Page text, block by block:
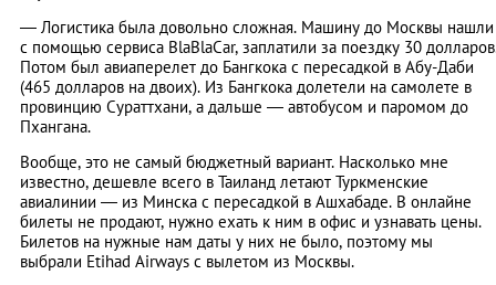
— Логистика была довольно сложная. Машину до Москвы нашли
с помощью сервиса BlaBlaCar, заплатили за поездку 30
Потом был авиаперелет до Бангкока с пересадкой в Абу-Даби
(465 долларов на двоих). Из Бангкока долетели на самолете в
провинцию Сураттхани, а дальше — автобусом и паромом до
Пхангана.
Вообще, это не самый бюджетный вариант. Насколько мне
известно, дешевле всего в Таиланд летают Туркменские
авиалинии — из Минска с пересадкой в Ашхабаде. В онлайне
билеты не продают, нужно ехать к ним в офис и узнавать цены.
Билетов на нужные нам даты у них не было, поэтому мы
выбрали Etihad Airways с вылетом из Москвы.